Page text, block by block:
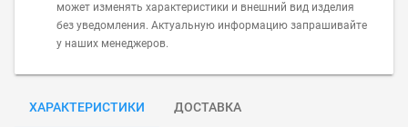
может изменять характеристики и внешний вид изделия
без уведомления. Актуальную информацию запрашивайте
у наших менеджеров.
ХАРАКТЕРИСТИКИ ДОСТАВКА